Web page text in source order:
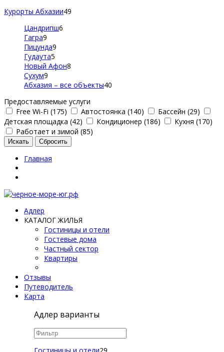
Курорты Абхазии49
Цандрипш6
Гагра9
Пицунда9
Гудаута5
Новый Афон8
Сухум9
Абхазия – все объекты40
Предоставляемые услуги
Free Wi-Fi (175)
Автостоянка (140)
Бассейн (29)
Детская площадка (42)
Кондиционер (186)
Кухня (170)
Работает и зимой (85)
Главная
Адлер
КАТАЛОГ ЖИЛЬЯ
Гостиницы и отели
Гостевые дома
Частный сектор
Квартиры
Отзывы
Путеводитель
Карта
Адлер варианты